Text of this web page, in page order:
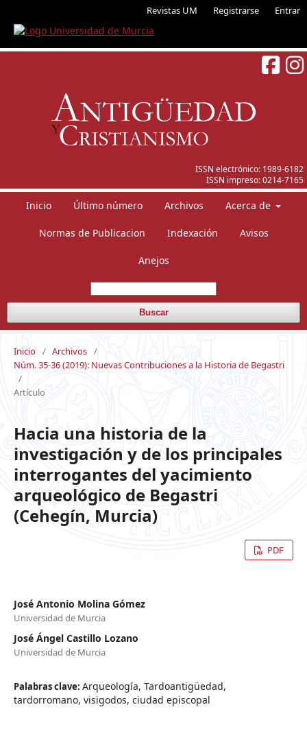
Revistas UM Registrarse Entrar
ISSN electrónico: 1989-6182
ISSN impreso:0214-7165
Inicio Último número Archivos Acerca de
Normas de Publicacion Indexación Avisos
Anejos
Buscar
Inicio / Archivos /
Núm. 35-36 (2019): Nuevas Contribuciones a la Historia de Begastri
/
Artículo
Hacia una historia de la
investigación y de los principales
interrogantes del yacimiento
arqueológico de Begastri
(Cehegín, Murcia)
PDF
José Antonio Molina Gómez
Universidad de Murcia
José Ángel Castillo Lozano
Universidad de Murcia
Palabras clave: Arqueología, Tardoantigüedad,
tardorromano, visigodos, ciudad episcopal